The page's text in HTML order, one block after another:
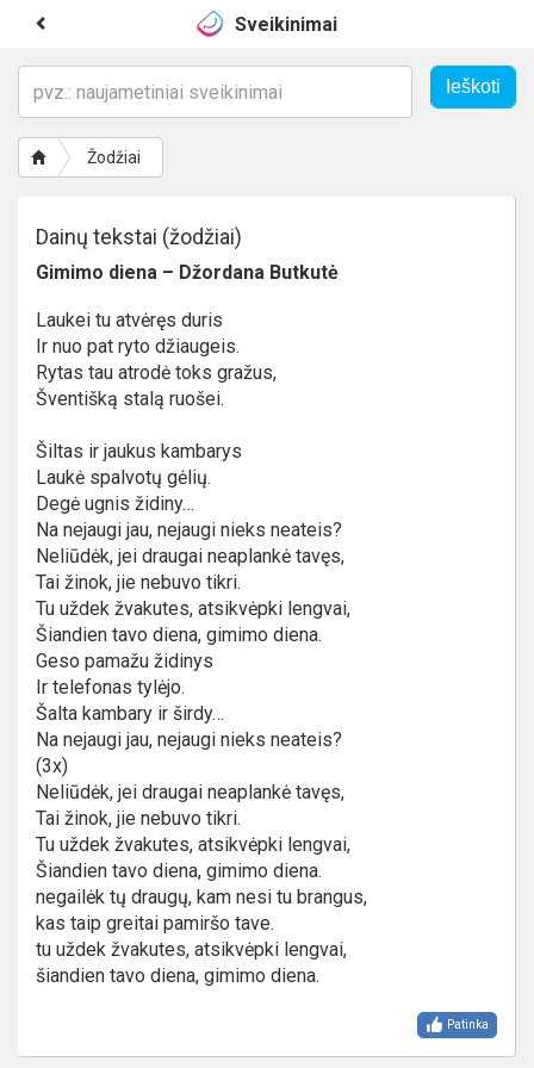
Sveikinimai
Žodžiai
Dainų tekstai (žodžiai)
Gimimo diena – Džordana Butkutė
Laukei tu atvėręs duris
Ir nuo pat ryto džiaugeis.
Rytas tau atrodė toks gražus,
Šventišką stalą ruošei.
Šiltas ir jaukus kambarys
Laukė spalvotų gėlių.
Degė ugnis židiny…
Na nejaugi jau, nejaugi nieks neateis?
Neliūdėk, jei draugai neaplankė tavęs,
Tai žinok, jie nebuvo tikri.
Tu uždek žvakutes, atsikvėpki lengvai,
Šiandien tavo diena, gimimo diena.
Geso pamažu židinys
Ir telefonas tylėjo.
Šalta kambary ir širdy…
Na nejaugi jau, nejaugi nieks neateis?
(3x)
Neliūdėk, jei draugai neaplankė tavęs,
Tai žinok, jie nebuvo tikri.
Tu uždek žvakutes, atsikvėpki lengvai,
Šiandien tavo diena, gimimo diena.
negailėk tų draugų, kam nesi tu brangus,
kas taip greitai pamiršo tave.
tu uždek žvakutes, atsikvėpki lengvai,
šiandien tavo diena, gimimo diena.
Patinka